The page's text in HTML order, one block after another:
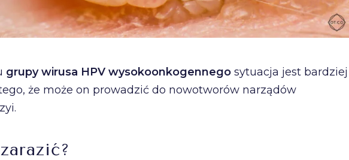
grupy wirusa HPV wysokoonkogennego sytuacja jest bardziej
że może on prowadzić do nowotworów narządów